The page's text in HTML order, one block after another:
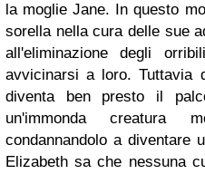
la moglie Jane. In questo
sorella nella cura delle sue
all'eliminazione degli
avvicinarsi a loro. Tuttavia
diventa ben presto il
un'immonda creatura
condannandolo a diventare
Elizabeth sa che nessuna